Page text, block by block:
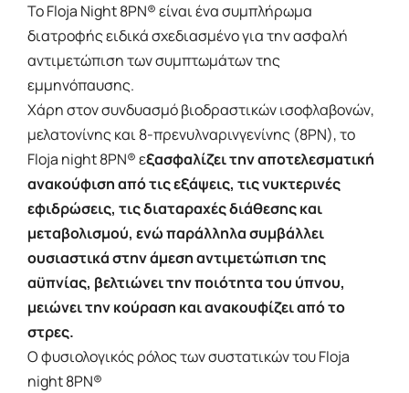
Το Floja Night 8PN® είναι ένα συμπλήρωμα
διατροφής ειδικά σχεδιασμένο για την ασφαλή
αντιμετώπιση των συμπτωμάτων της
εμμηνόπαυσης.
Χάρη στον συνδυασμό βιοδραστικών ισοφλαβονών,
μελατονίνης και 8-πρενυλναρινγενίνης (8ΡΝ), το
Floja night 8PN® εξασφαλίζει την αποτελεσματική
ανακούφιση από τις εξάψεις, τις νυκτερινές
εφιδρώσεις, τις διαταραχές διάθεσης και
μεταβολισμού, ενώ παράλληλα συμβάλλει
ουσιαστικά στην άμεση αντιμετώπιση της
αϋπνίας, βελτιώνει την ποιότητα του ύπνου,
μειώνει την κούραση και ανακουφίζει από το
στρες.
Ο φυσιολογικός ρόλος των συστατικών του Floja
night 8PN®